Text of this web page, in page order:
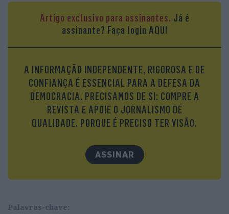
> O senhor, Santo Padre, muitas vezes telefona
a quem lhe pede ajuda. E por vezes não
acreditam que é o senhor.
Sim, compreende-se. Quando alguém telefona, é
porque quer falar, tem uma pergunta a fazer, um
conselho a pedir. Como sacerdote em Buenos Aires
era mais fácil. E, para mim, é um hábito. Um
serviço. Sinto-o cá dentro. Claro que agora não é
tão fácil de fazer, dada a quantidade de pessoas que
Artigo exclusivo para assinantes. Já é
assinante? Faça login AQUI
A INFORMAÇÃO INDEPENDENTE, RIGOROSA E DE
CONFIANÇA É ESSENCIAL PARA A DEFESA DA
DEMOCRACIA. PRECISAMOS DE SI: COMPRE A
REVISTA E APOIE O JORNALISMO DE
QUALIDADE. PORQUE É PRECISO TER VISÃO.
ASSINAR
Palavras-chave: